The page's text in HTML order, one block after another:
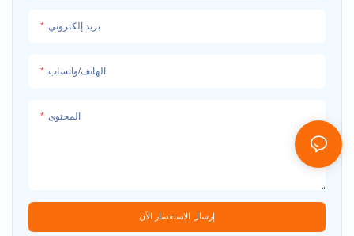
بريد إلكتروني
الهاتف/واتساب
المحتوى
إرسال الاستفسار الآن